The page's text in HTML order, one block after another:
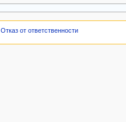
Отказ от ответственности